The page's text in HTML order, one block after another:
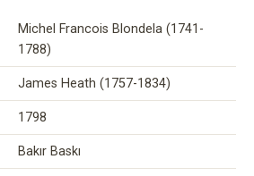
Michel Francois Blondela (1741-
1788)
James Heath (1757-1834)
1798
Bakır Baskı